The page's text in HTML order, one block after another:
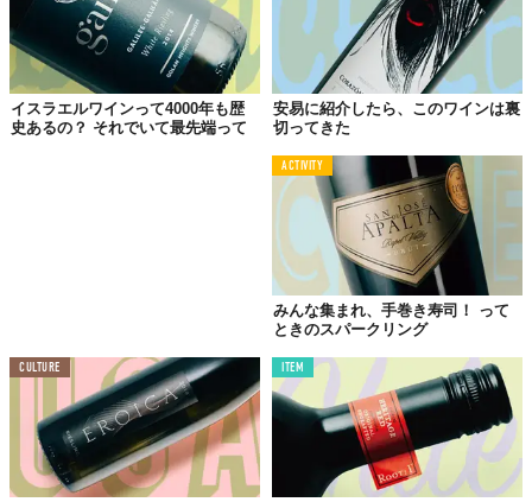
イスラエルワインって4000年も歴
史あるの？ それでいて最先端って
安易に紹介したら、このワインは裏
切ってきた
ACTIVITY
みんな集まれ、手巻き寿司！ って
ときのスパークリング
CULTURE ITEM